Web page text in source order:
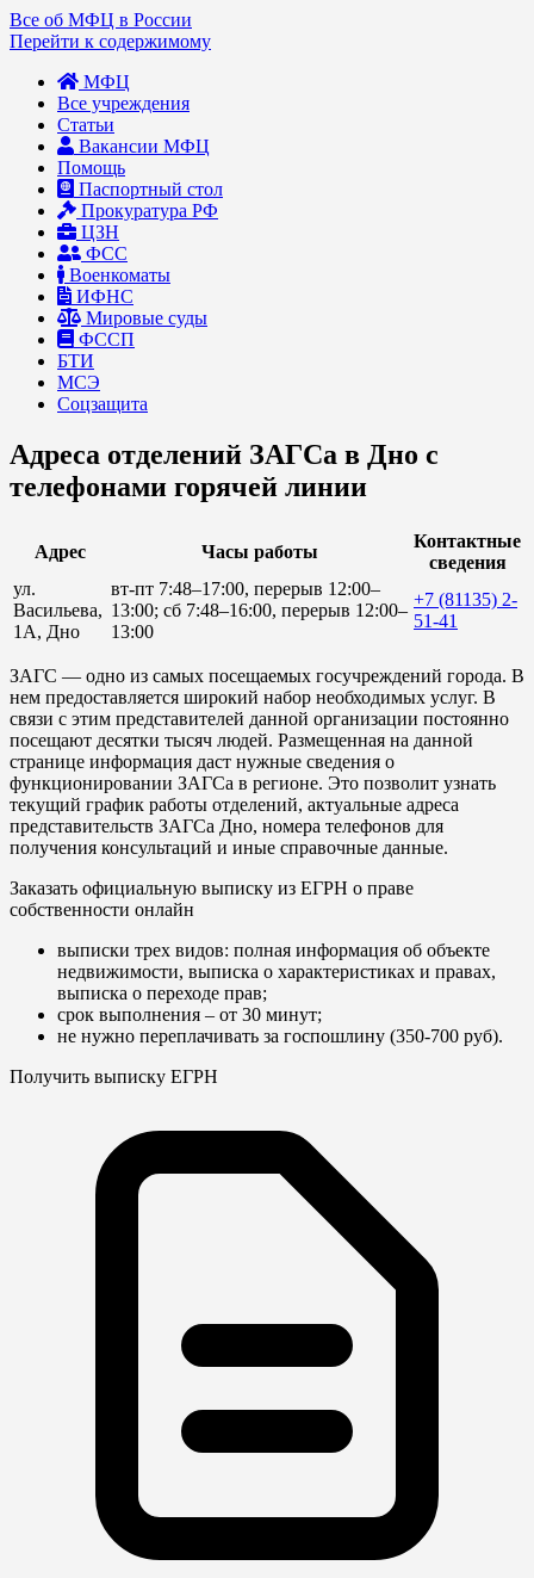
Все об МФЦ в России
Перейти к содержимому
МФЦ
Все учреждения
Статьи
Вакансии МФЦ
Помощь
Паспортный стол
Прокуратура РФ
ЦЗН
ФСС
Военкоматы
ИФНС
Мировые суды
ФССП
БТИ
МСЭ
Соцзащита
Адреса отделений ЗАГСа в Дно с
телефонами горячей линии
Адрес Часы работы
Контактные
сведения
ул.
Васильева,
1А, Дно
вт-пт 7:48–17:00, перерыв 12:00–
13:00; сб 7:48–16:00, перерыв 12:00–
13:00
+7 (81135) 2-
51-41
ЗАГС — одно из самых посещаемых госучреждений города. В
нем предоставляется широкий набор необходимых услуг. В
связи с этим представителей данной организации постоянно
посещают десятки тысяч людей. Размещенная на данной
странице информация даст нужные сведения о
функционировании ЗАГСа в регионе. Это позволит узнать
текущий график работы отделений, актуальные адреса
представительств ЗАГСа Дно, номера телефонов для
получения консультаций и иные справочные данные.
Заказать официальную выписку из ЕГРН о праве
собственности онлайн
выписки трех видов: полная информация об объекте
недвижимости, выписка о характеристиках и правах,
выписка о переходе прав;
срок выполнения – от 30 минут;
не нужно переплачивать за госпошлину (350-700 руб).
Получить выписку ЕГРН